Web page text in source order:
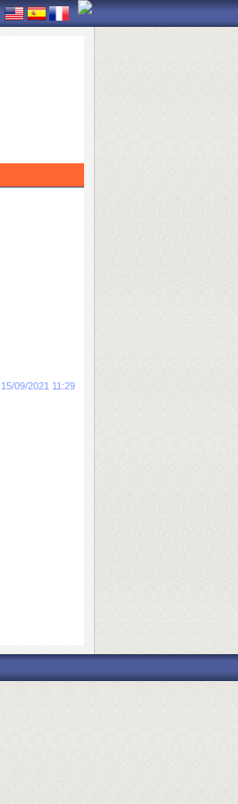
15/09/2021 11:29